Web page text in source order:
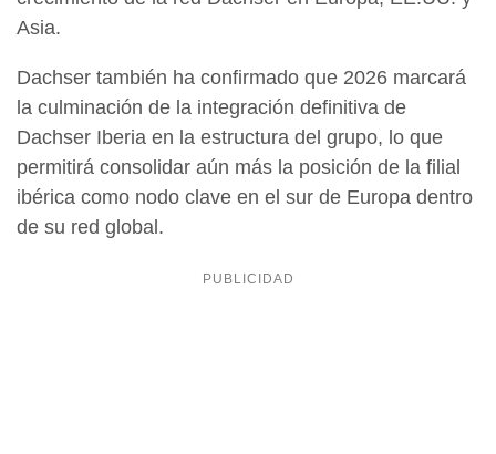
Asia.
Dachser también ha confirmado que 2026 marcará
la culminación de la integración definitiva de
Dachser Iberia en la estructura del grupo, lo que
permitirá consolidar aún más la posición de la filial
ibérica como nodo clave en el sur de Europa dentro
de su red global.